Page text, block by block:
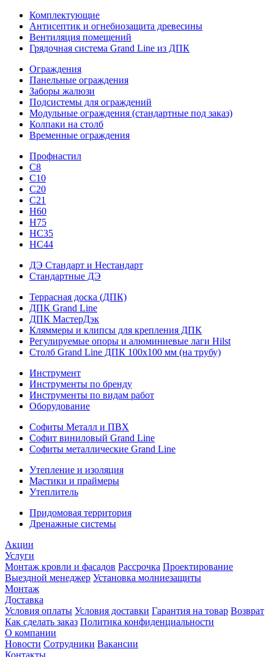
Комплектующие
Антисептик и огнебиозащита древесины
Вентиляция помещений
Грядочная система Grand Line из ДПК
Ограждения
Панельные ограждения
Заборы жалюзи
Подсистемы для ограждений
Модульные ограждения (стандартные под заказ)
Колпаки на столб
Временные ограждения
Профнастил
С8
С10
С20
С21
H60
H75
HС35
НС44
ДЭ Стандарт и Нестандарт
Стандартные ДЭ
Террасная доска (ДПК)
ДПК Grand Line
ДПК МастерДэк
Кляммеры и клипсы для крепления ДПК
Регулируемые опоры и алюминиевые лаги Hilst
Столб Grand Line ДПК 100х100 мм (на трубу)
Инструмент
Инструменты по бренду
Инструменты по видам работ
Оборудование
Софиты Металл и ПВХ
Софит виниловый Grand Line
Софиты металлические Grand Line
Утепление и изоляция
Мастики и праймеры
Утеплитель
Придомовая территория
Дренажные системы
Акции
Услуги
Монтаж кровли и фасадов Рассрочка Проектирование
Выездной менеджер Установка молниезащиты
Монтаж
Доставка
Условия оплаты Условия доставки Гарантия на товар Возврат
Как сделать заказ Политика конфиденциальности
О компании
Новости Сотрудники Вакансии
Контакты